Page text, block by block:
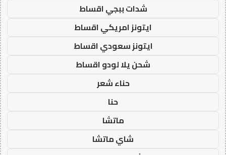
شدات ببجي اقساط
ايتونز امريكي اقساط
ايتونز سعودي اقساط
شحن يلا لودو اقساط
حناء شعر
حنا
ماتشا
شاي ماتشا